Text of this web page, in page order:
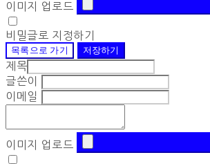
이미지 업로드
비밀글로 지정하기
목록으로 가기
저장하기
제목
글쓴이
이메일
이미지 업로드